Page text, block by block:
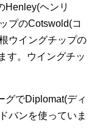
Henley(ヘンリ
プのCotswold(コ
ウイングチップの
す。ウイングチッ
グでDiplomat(ディ
バンを使っていま